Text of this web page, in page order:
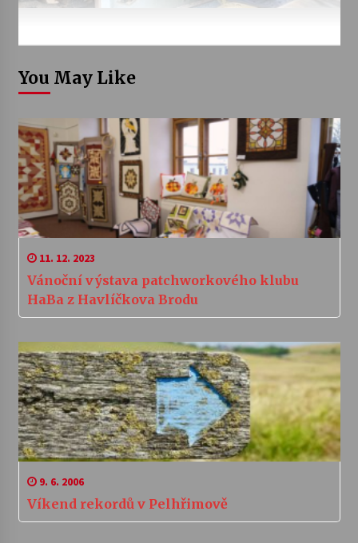
You May Like
11. 12. 2023
Vánoční výstava patchworkového klubu
HaBa z Havlíčkova Brodu
9. 6. 2006
Víkend rekordů v Pelhřimově